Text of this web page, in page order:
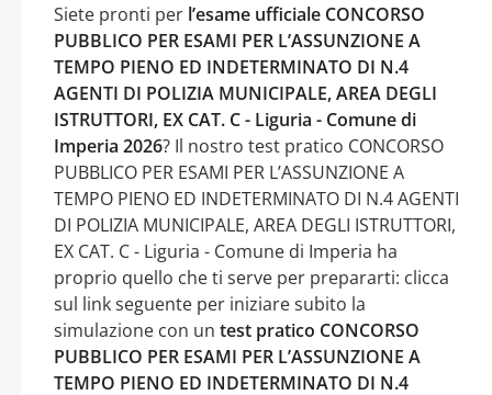
Siete pronti per l’esame ufficiale CONCORSO
PUBBLICO PER ESAMI PER L’ASSUNZIONE A
TEMPO PIENO ED INDETERMINATO DI N.4
AGENTI DI POLIZIA MUNICIPALE, AREA DEGLI
ISTRUTTORI, EX CAT. C - Liguria - Comune di
Imperia 2026? Il nostro test pratico CONCORSO
PUBBLICO PER ESAMI PER L’ASSUNZIONE A
TEMPO PIENO ED INDETERMINATO DI N.4 AGENTI
DI POLIZIA MUNICIPALE, AREA DEGLI ISTRUTTORI,
EX CAT. C - Liguria - Comune di Imperia ha
proprio quello che ti serve per prepararti: clicca
sul link seguente per iniziare subito la
simulazione con un test pratico CONCORSO
PUBBLICO PER ESAMI PER L’ASSUNZIONE A
TEMPO PIENO ED INDETERMINATO DI N.4